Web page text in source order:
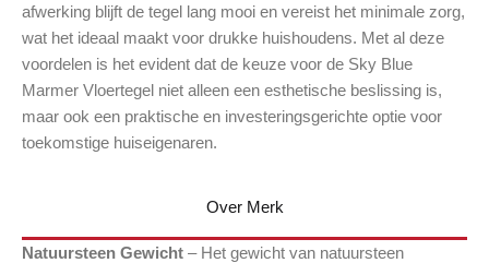
Over Merk
afwerking blijft de tegel lang mooi en vereist het minimale zorg,
wat het ideaal maakt voor drukke huishoudens. Met al deze
voordelen is het evident dat de keuze voor de Sky Blue
Marmer Vloertegel niet alleen een esthetische beslissing is,
maar ook een praktische en investeringsgerichte optie voor
toekomstige huiseigenaren.
Natuursteen Gewicht – Het gewicht van natuursteen